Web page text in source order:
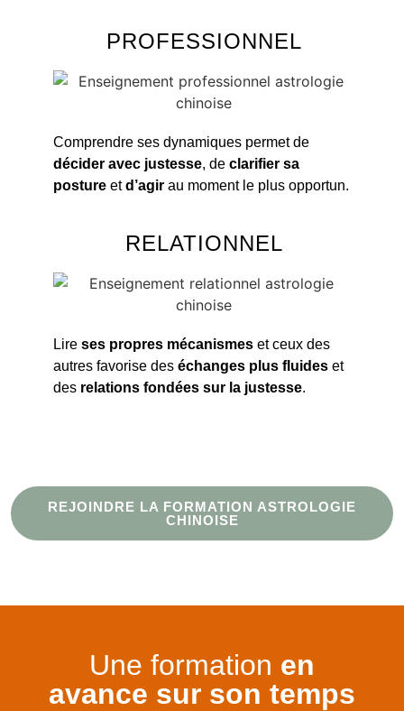
PROFESSIONNEL
Comprendre ses dynamiques permet de
décider avec justesse, declarifier sa
posture etd’agir au moment le plus opportun.
RELATIONNEL
Lireses propres mécanismes et ceux des
autres favorise deséchanges plus fluides et
des relations fondées sur la justesse.
REJOINDRE LA FORMATION ASTROLOGIE
CHINOISE
Une formation en
avance sur son temps